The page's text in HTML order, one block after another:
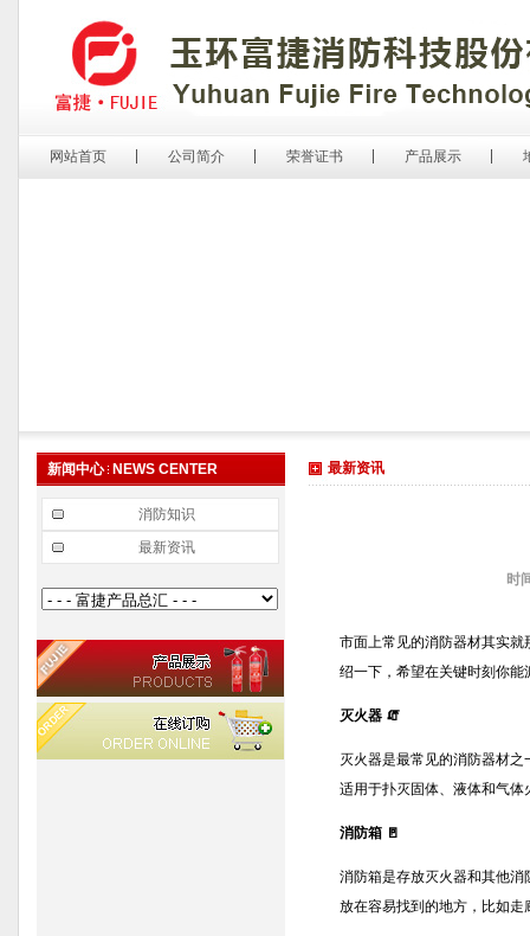
网站首页 公司简介 荣誉证书 产品展示
新闻中心 NEWS CENTER
消防知识
最新资讯
最新资讯
时
市面上常见的消防器材其实
绍一下，希望在关键时刻你能
灭火器 🧯
灭火器是最常见的消防器材
适用于扑灭固体、液体和气
消防箱 🚪
消防箱是存放灭火器和其他
放在容易找到的地方，比如走